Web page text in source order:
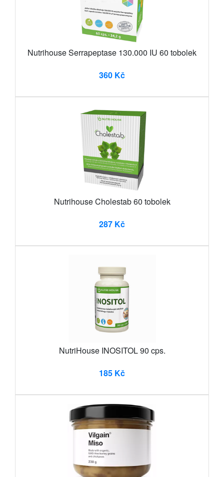
Nutrihouse Serrapeptase 130.000 IU 60 tobolek
360 Kč
Nutrihouse Cholestab 60 tobolek
287 Kč
NutriHouse INOSITOL 90 cps.
185 Kč